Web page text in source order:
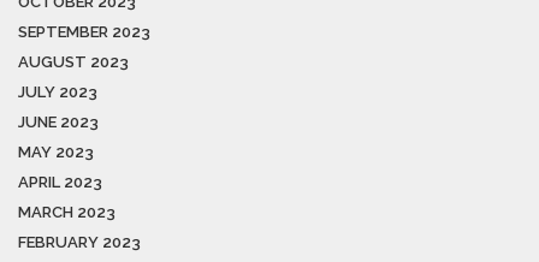
SEPTEMBER 2023
AUGUST 2023
JULY 2023
JUNE 2023
MAY 2023
APRIL 2023
MARCH 2023
FEBRUARY 2023